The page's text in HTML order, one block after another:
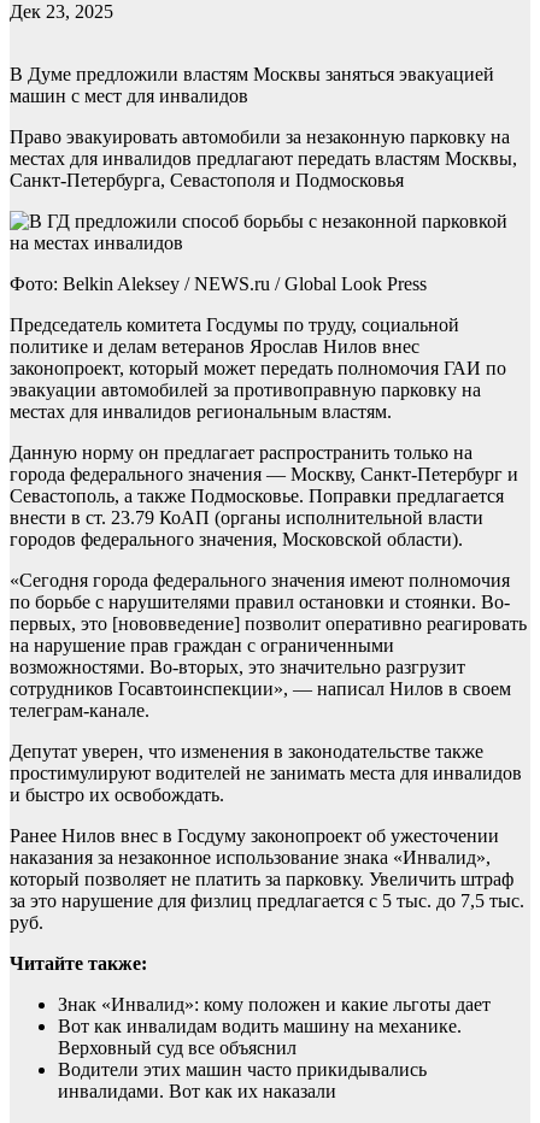
Дек 23, 2025
В Думе предложили властям Москвы заняться эвакуацией
машин с мест для инвалидов
Право эвакуировать автомобили за незаконную парковку на
местах для инвалидов предлагают передать властям Москвы,
Санкт-Петербурга, Севастополя и Подмосковья
Фото: Belkin Aleksey / NEWS.ru / Global Look Press
Председатель комитета Госдумы по труду, социальной
политике и делам ветеранов Ярослав Нилов внес
законопроект, который может передать полномочия ГАИ по
эвакуации автомобилей за противоправную парковку на
местах для инвалидов региональным властям.
Данную норму он предлагает распространить только на
города федерального значения — Москву, Санкт-Петербург и
Севастополь, а также Подмосковье. Поправки предлагается
внести в ст. 23.79 КоАП (органы исполнительной власти
городов федерального значения, Московской области).
«Сегодня города федерального значения имеют полномочия
по борьбе с нарушителями правил остановки и стоянки. Во-
первых, это [нововведение] позволит оперативно реагировать
на нарушение прав граждан с ограниченными
возможностями. Во-вторых, это значительно разгрузит
сотрудников Госавтоинспекции», — написал Нилов в своем
телеграм-канале.
Депутат уверен, что изменения в законодательстве также
простимулируют водителей не занимать места для инвалидов
и быстро их освобождать.
Ранее Нилов внес в Госдуму законопроект об ужесточении
наказания за незаконное использование знака «Инвалид»,
который позволяет не платить за парковку. Увеличить штраф
за это нарушение для физлиц предлагается с 5 тыс. до 7,5 тыс.
руб.
Читайте также:
Знак «Инвалид»: кому положен и какие льготы дает
Вот как инвалидам водить машину на механике.
Верховный суд все объяснил
Водители этих машин часто прикидывались
инвалидами. Вот как их наказали